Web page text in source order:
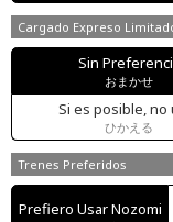
Cargado Expreso
Sin
おまかせ
Si es posible, no
ひかえる
Trenes Preferidos
Prefiero Usar Nozomi